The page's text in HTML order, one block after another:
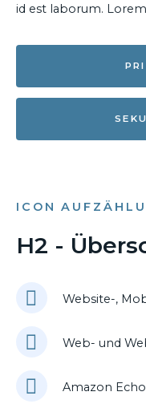
id est laborum.
ICON
H2 -
Website-,
Web- und
Amazon